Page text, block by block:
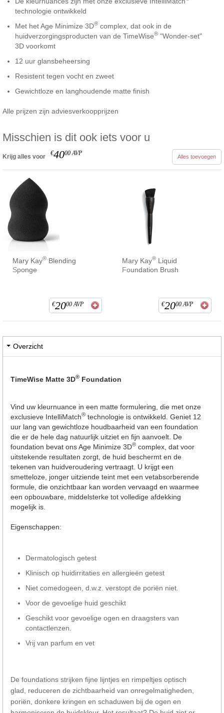
technologie ontwikkeld
Met het Age Minimize 3D® complex, dat ook in de
huidverzorgingsproducten van de TimeWise® "Wonder-set"
3D voorkomt
12 uur glansbeheersing
Resistent tegen vocht en zweet
Gewichtloze en langhoudende matte finish
Alle prijzen zijn adviesverkoopprijzen
Misschien is dit ook iets voor u
Krijg alles voor €4000 AVP Alles toevoegen
Mary Kay® Blending
Sponge
€2000 AVP
Mary Kay® Liquid
Foundation Brush
€2000 AVP
Overzicht
TimeWise Matte 3D® Foundation
Vind uw kleurnuance in een matte formulering, die met onze
exclusieve IntelliMatch® technologie is ontwikkeld. Geniet 12
uur lang van gewichtloze houdbaarheid van een foundation
die er de hele dag natuurlijk uitziet en fijn aanvoelt. De
foundation bevat ons Age Minimize 3D® complex, dat voor
uitstekende resultaten zorgt, de huid beschermt en de
tekenen van huidveroudering vertraagt. U krijgt een
smetteloze, jonger uitziende teint met een vetabsorberende
formule, die onzichtbaar kan worden vervaagd en waarmee
een opbouwbare, middelsterke tot volledige afdekking
mogelijk is.
Eigenschappen:
Dermatologisch getest
Klinisch op huidirritaties en allergieën getest
Niet comedogeen, d.w.z. verstopt de poriën niet.
Voor de gevoelige huid geschikt
Geschikt voor gevoelige ogen en draagsters van
contactlenzen.
Vrij van parfum en vet
De foundations strijken fijne lijntjes en rimpeltjes optisch
glad, reduceren de zichtbaarheid van onregelmatigheden,
poriën, donkere kringen en schaduwen bij de ogen en